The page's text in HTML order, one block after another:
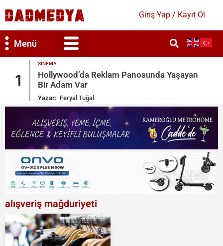
Giriş Yap / Kayıt Ol
Menü
2
Kate Beckinsale’e Acımasız
Gönderileri Sildi
Yazar:
alışveriş mağduriyeti